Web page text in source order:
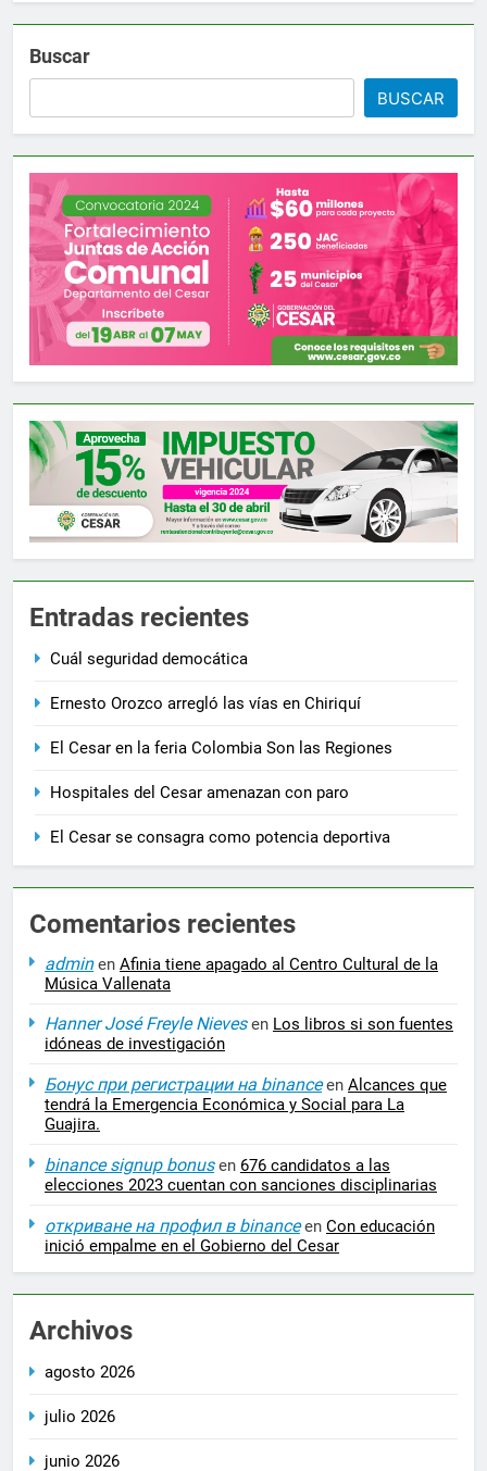
Buscar
BUSCAR
Entradas recientes
Cuál seguridad democática
Ernesto Orozco arregló las vías en Chiriquí
El Cesar en la feria Colombia Son las Regiones
Hospitales del Cesar amenazan con paro
El Cesar se consagra como potencia deportiva
Comentarios recientes
adminen Afinia tiene apagado al Centro Cultural de la
Música Vallenata
Hanner José Freyle Nievesen Los libros si son fuentes
idóneas de investigación
Бонус при регистрации на binanceen Alcances que
tendrá la Emergencia Económica y Social para La
Guajira.
binance signup bonusen 676 candidatos a las
elecciones 2023 cuentan con sanciones disciplinarias
откриване на профил в binanceen Con educación
inició empalme en el Gobierno del Cesar
Archivos
agosto 2026
julio 2026
junio 2026